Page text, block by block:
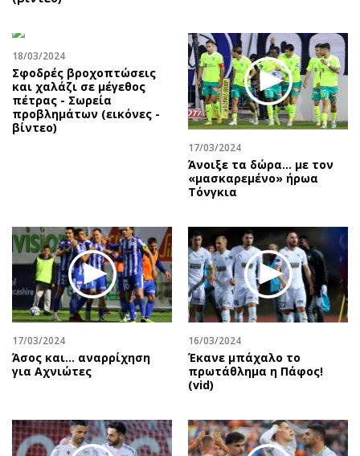
18/03/2024
Σφοδρές βροχοπτώσεις
και χαλάζι σε μέγεθος
πέτρας - Σωρεία
προβλημάτων (εικόνες -
βίντεο)
17/03/2024
Άνοιξε τα δώρα… με τον
«μασκαρεμένο» ήρωα
Τόνγκια
17/03/2024
Άσος και… αναρρίχηση
για Αχνιώτες
16/03/2024
Έκανε μπάχαλο το
πρωτάθλημα η Πάφος!
(vid)